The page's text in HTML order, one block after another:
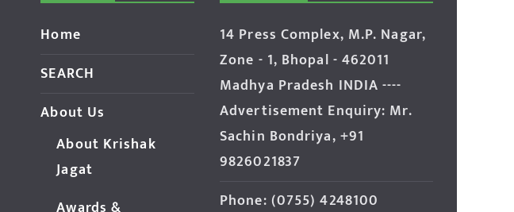
Home
SEARCH
About Us
About Krishak
Jagat
14 Press Complex, M.P. Nagar,
Zone - 1, Bhopal - 462011
Madhya Pradesh INDIA ----
Advertisement Enquiry: Mr.
Sachin Bondriya, +91
9826021837
Phone: (0755) 4248100